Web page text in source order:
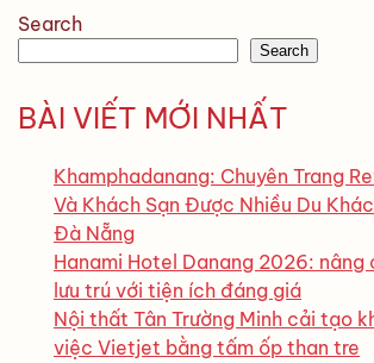
Search
Search
BÀI VIẾT MỚI NHẤT
Khamphadanang: Chuyên Trang
Và Khách Sạn Được Nhiều Du
Đà Nẵng
Hanami Hotel Danang 2026: nâng
lưu trú với tiện ích đáng giá
Nội thất Tân Trường Minh cải tạo
việc Vietjet bằng tấm ốp than tre